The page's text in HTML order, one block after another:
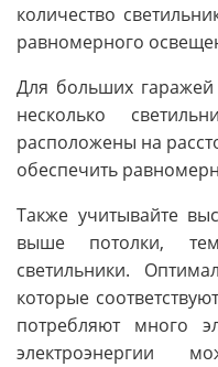
количество
равномерного
Для больших гаражей
несколько
расположены на
обеспечить
Также учитывайте
выше потолки,
светильники.
которые
потребляют много
электроэнергии